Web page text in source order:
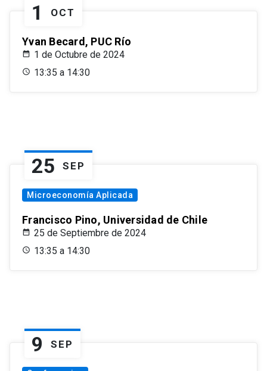
1 OCT
Yvan Becard, PUC Río
1 de Octubre de 2024
13:35 a 14:30
25 SEP
Microeconomía Aplicada
Francisco Pino, Universidad de Chile
25 de Septiembre de 2024
13:35 a 14:30
9 SEP